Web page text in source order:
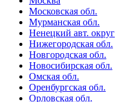
Московская обл.
Мурманская обл.
Ненецкий авт. округ
Нижегородская обл.
Новгородская обл.
Новосибирская обл.
Омская обл.
Оренбургская обл.
Орловская обл.